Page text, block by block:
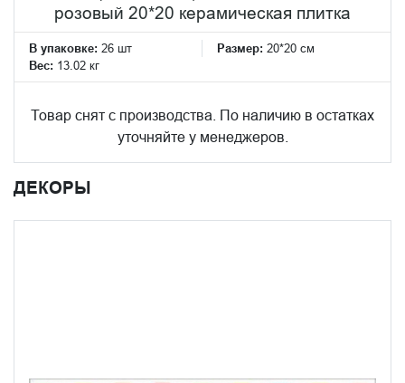
розовый 20*20 керамическая плитка
В упаковке: 26 шт Размер: 20*20 см
Вес: 13.02 кг
Товар снят с производства. По наличию в остатках
уточняйте у менеджеров.
ДЕКОРЫ